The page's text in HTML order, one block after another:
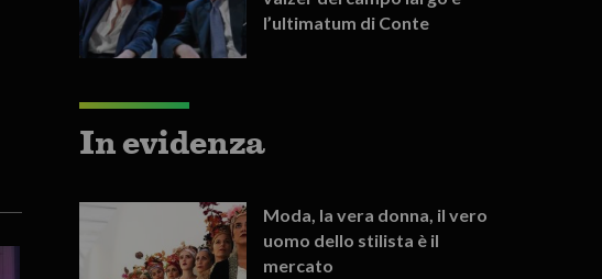
l’ultimatum di Conte
In evidenza
Moda, la vera donna, il vero
uomo dello stilista è il
mercato